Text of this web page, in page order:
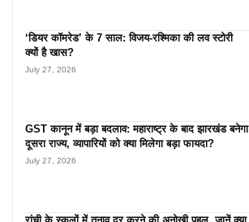
‘डियर कॉमरेड’ के 7 साल: विजय-रश्मिका की लव स्टोरी
क्यों है खास?
July 27, 2026
GST कानून में बड़ा बदलाव: महाराष्ट्र के बाद झारखंड बनेगा
दूसरा राज्य, व्यापारियों को क्या मिलेगा बड़ा फायदा?
July 27, 2026